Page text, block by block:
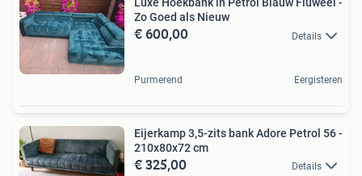
Luxe Hoekbank in Petrol Blauw Fluweel -
Zo Goed als Nieuw
€ 600,00 Details
Purmerend Eergisteren
Eijerkamp 3,5-zits bank Adore Petrol 56 -
210x80x72 cm
€ 325,00 Details